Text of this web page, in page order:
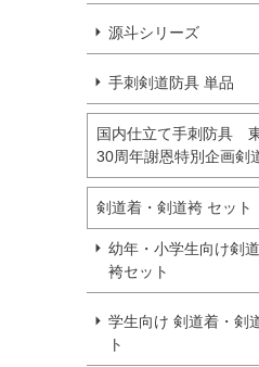
源斗シリーズ
手刺剣道防具 単品
国内仕立て手刺防具
30周年謝恩特別企画剣
剣道着・剣道袴 セット
幼年・小学生向け剣
袴セット
学生向け 剣道着・剣
ト